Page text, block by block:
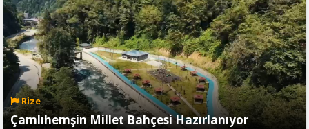
Rize
Çamlıhemşin Millet Bahçesi Hazırlanıyor